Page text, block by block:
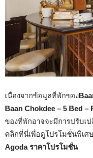
เนื่องจากข้อมูลที่พักของ
Baan Chokdee – 5 Bed –
ของที่พักอาจจะมีการปรับเ
คลิกที่นี่เพื่อดูโปรโมชั่นพิเ
Agoda ราคาโปรโมชั่น